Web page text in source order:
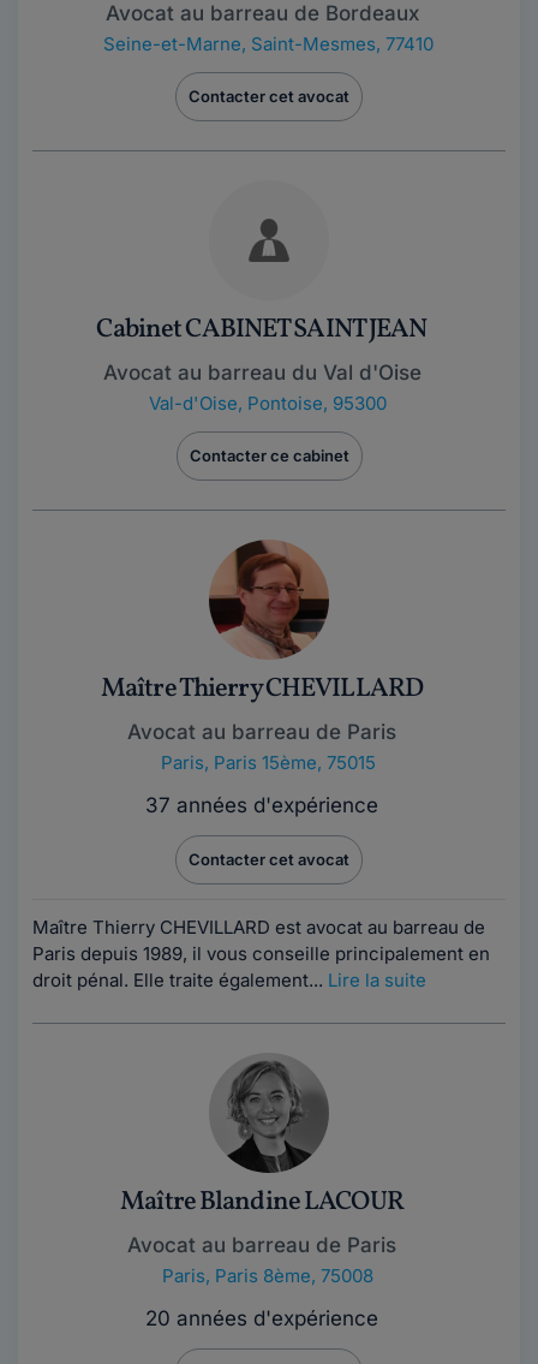
Avocat au barreau de Bordeaux
Seine-et-Marne, Saint-Mesmes, 77410
Contacter cet avocat
Cabinet CABINET SAINT JEAN
Avocat au barreau du Val d'Oise
Val-d'Oise, Pontoise, 95300
Contacter ce cabinet
Maître Thierry CHEVILLARD
Avocat au barreau de Paris
Paris, Paris 15ème, 75015
37 années d'expérience
Contacter cet avocat
Maître Thierry CHEVILLARD est avocat au barreau de
Paris depuis 1989, il vous conseille principalement en
droit pénal. Elle traite également... Lire la suite
Maître Blandine LACOUR
Avocat au barreau de Paris
Paris, Paris 8ème, 75008
20 années d'expérience